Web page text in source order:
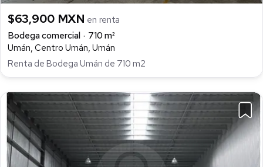
$63,900 MXN en renta
Bodega comercial
710 m²
Umán, Centro Umán, Umán
Renta de Bodega Umán de 710 m2